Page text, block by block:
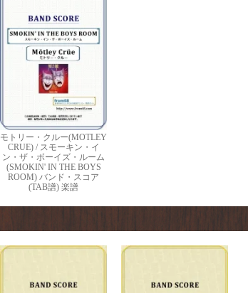
モトリー・クルー(MOTLEY
CRUE) / スモーキン・イ
ン・ザ・ボーイズ・ルーム
(SMOKIN' IN THE BOYS
ROOM) バンド・スコア
(TAB譜) 楽譜